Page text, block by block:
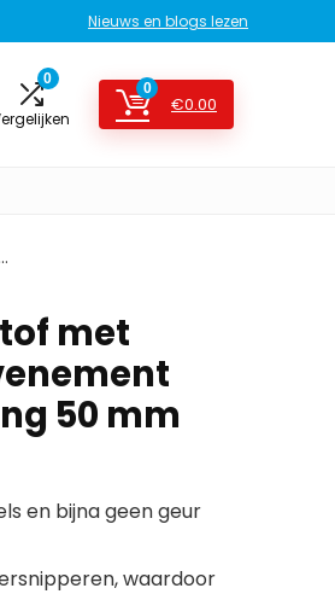
Nieuws en blogs lezen
0
0
€0.00
met
50 mm
en bijna geen geur
waardoor